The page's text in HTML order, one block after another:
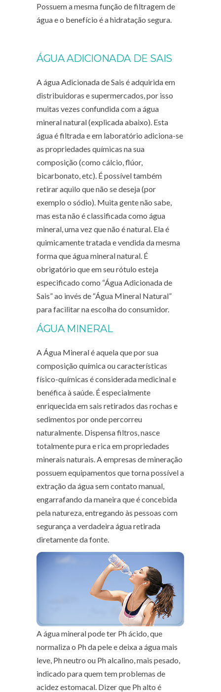
Possuem a mesma função de filtragem de
água e o benefício é a hidratação segura.
ÁGUA ADICIONADA DE SAIS
A água Adicionada de Sais é adquirida em
distribuidoras e supermercados, por isso
muitas vezes confundida com a água
mineral natural (explicada abaixo). Esta
água é filtrada e em laboratório adiciona-se
as propriedades químicas na sua
composição (como cálcio, flúor,
bicarbonato, etc). É possível também
retirar aquilo que não se deseja (por
exemplo o sódio). Muita gente não sabe,
mas esta não é classificada como água
mineral, uma vez que não é natural. Ela é
quimicamente tratada e vendida da mesma
forma que água mineral natural. É
obrigatório que em seu rótulo esteja
especificado como “Água Adicionada de
Sais” ao invés de “Água Mineral Natural”
para facilitar na escolha do consumidor.
ÁGUA MINERAL
A Água Mineral é aquela que por sua
composição química ou características
físico-químicas é considerada medicinal e
benéfica à saúde. É especialmente
enriquecida em sais retirados das rochas e
sedimentos por onde percorreu
naturalmente. Dispensa filtros, nasce
totalmente pura e rica em propriedades
minerais naturais. A empresas de mineração
possuem equipamentos que torna possível a
extração da água sem contato manual,
engarrafando da maneira que é concebida
pela natureza, entregando às pessoas com
segurança a verdadeira água retirada
diretamente da fonte.
A água mineral pode ter Ph ácido, que
normaliza o Ph da pele e deixa a água mais
leve, Ph neutro ou Ph alcalino, mais pesado,
indicado para quem tem problemas de
acidez estomacal. Dizer que Ph alto é